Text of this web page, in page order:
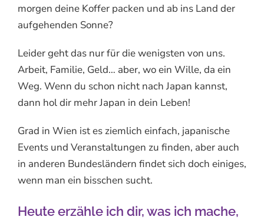
morgen deine Koffer packen und ab ins Land der
aufgehenden Sonne?
Leider geht das nur für die wenigsten von uns.
Arbeit, Familie, Geld… aber, wo ein Wille, da ein
Weg. Wenn du schon nicht nach Japan kannst,
dann hol dir mehr Japan in dein Leben!
Grad in Wien ist es ziemlich einfach, japanische
Events und Veranstaltungen zu finden, aber auch
in anderen Bundesländern findet sich doch einiges,
wenn man ein bisschen sucht.
Heute erzähle ich dir, was ich mache,